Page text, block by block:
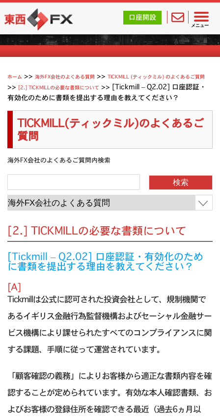
メニュー
東西FX｜海外FX会社（ブローカー）の無料口座開設サポ
口座開設
Tickmill (ティックミル) よくあるご質問
ホーム >>海外FX会社のよくある質問 >>TICKMILL (ティックミル) のよくあるご質問
>> [2.] TICKMILLの必要な書類について >> [Tickmill – Q2.02] 口座認証・
有効化のために書類を提出する理由を教えてください？
TICKMILL(ティックミル)のよくあるご
質問
海外FX会社のよくあるご質問内検索
[2.] TICKMILLの必要な書類について
[Tickmill – Q2.02] 口座認証・有効化のため
に書類を提出する理由を教えてください？
[A]
Tickmillは公式に認可された投資会社として、規制機関で
あるイギリス金融行為監督機構およびセーシャル金融サー
ビス機構により課せられたすべてのコンプライアンスに関
する課題、手順に従って運営されています。
「顧客確認の義務」によりお客様から適正な書類内容を確
認することが定められています。有効な本人確認書類、お
よびお客様の登録住所を確認できる最近（過去6ヵ月以